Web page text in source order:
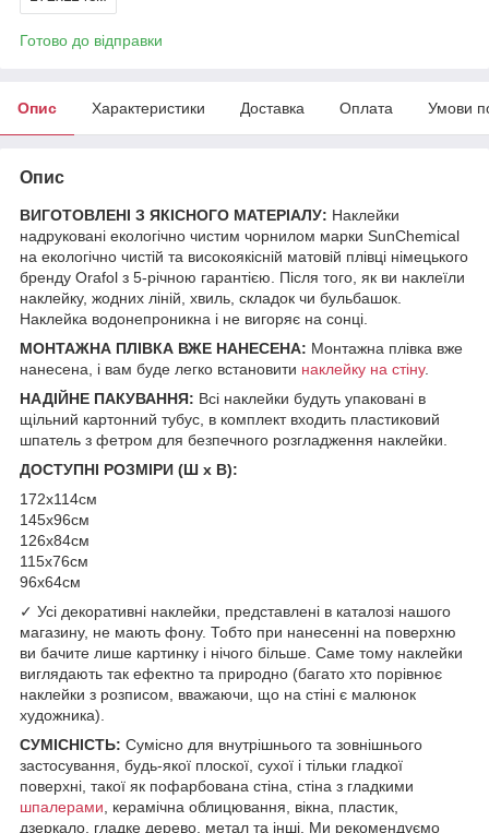
Готово до відправки
Опис Характеристики Доставка Оплата Умови
Опис
ВИГОТОВЛЕНІ З ЯКІСНОГО МАТЕРІАЛУ: Наклейки
надруковані екологічно чистим чорнилом марки SunChemical
на екологічно чистій та високоякісній матовій плівці німецького
бренду Orafol з 5-річною гарантією. Після того, як ви наклеїли
наклейку, жодних ліній, хвиль, складок чи бульбашок.
Наклейка водонепроникна і не вигоряє на сонці.
МОНТАЖНА ПЛІВКА ВЖЕ НАНЕСЕНА: Монтажна плівка вже
нанесена, і вам буде легко встановити наклейку на стіну.
НАДІЙНЕ ПАКУВАННЯ: Всі наклейки будуть упаковані в
щільний картонний тубус, в комплект входить пластиковий
шпатель з фетром для безпечного розгладження наклейки.
ДОСТУПНІ РОЗМІРИ (Ш х В):
172х114см
145х96см
126х84см
115х76см
96х64см
✓ Усі декоративні наклейки, представлені в каталозі нашого
магазину, не мають фону. Тобто при нанесенні на поверхню
ви бачите лише картинку і нічого більше. Саме тому наклейки
виглядають так ефектно та природно (багато хто порівнює
наклейки з розписом, вважаючи, що на стіні є малюнок
художника).
СУМІСНІСТЬ: Сумісно для внутрішнього та зовнішнього
застосування, будь-якої плоскої, сухої і тільки гладкої
поверхні, такої як пофарбована стіна, стіна з гладкими
шпалерами , керамічна облицювання, вікна, пластик,
дзеркало, гладке дерево, метал та інші. Ми рекомендуємо